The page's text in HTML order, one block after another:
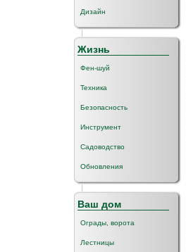
Дизайн
Жизнь
Фен-шуй
Техника
Безопасность
Инструмент
Садоводство
Обновления
Ваш дом
Ограды, ворота
Лестницы